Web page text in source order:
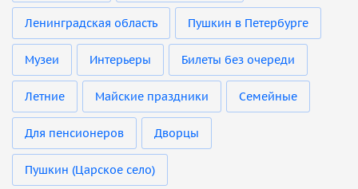
Ленинградская область Пушкин в Петербурге
Музеи Интерьеры Билеты без очереди
Летние Майские праздники Семейные
Для пенсионеров Дворцы
Пушкин (Царское село)